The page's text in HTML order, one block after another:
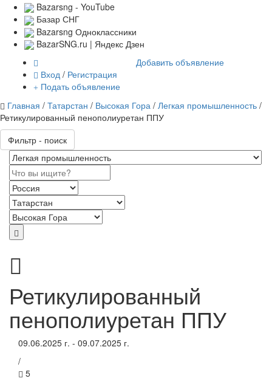
Bazarsng - YouTube
Базар СНГ
Bazarsng Одноклассники
BazarSNG.ru | Яндекс Дзен
Вход / Регистрация
Подать объявление
Добавить объявление
Главная / Татарстан / Высокая Гора / Легкая промышленность /
Ретикулированный пенополиуретан ППУ
Фильтр - поиск
Ретикулированный
пенополиуретан ППУ
09.06.2025 г. - 09.07.2025 г.
/
5